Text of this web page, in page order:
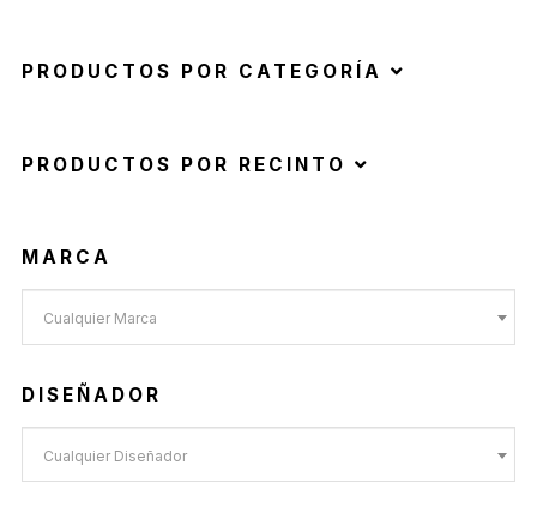
PRODUCTOS POR CATEGORÍA
PRODUCTOS POR RECINTO
MARCA
Cualquier Marca
DISEÑADOR
Cualquier Diseñador